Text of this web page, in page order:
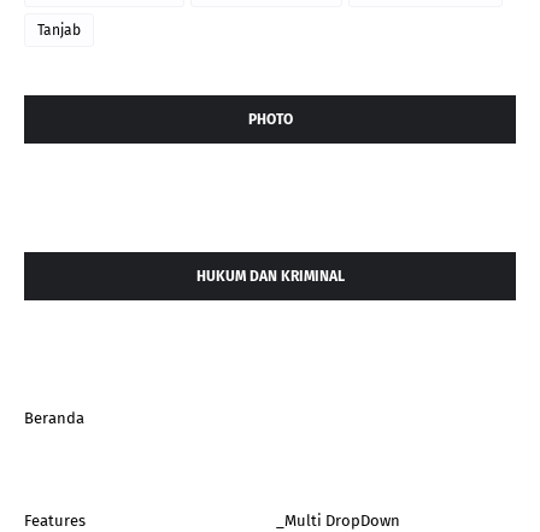
Tanjab
PHOTO
HUKUM DAN KRIMINAL
Beranda
Features
_Multi DropDown